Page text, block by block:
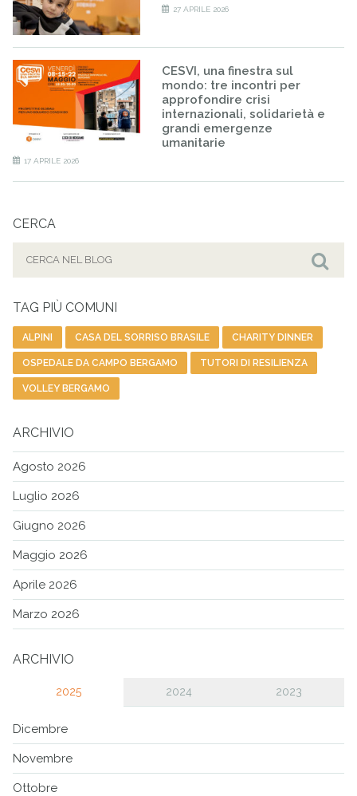
27 APRILE 2026
CESVI, una finestra sul
mondo: tre incontri per
approfondire crisi
internazionali, solidarietà e
grandi emergenze
umanitarie
17 APRILE 2026
CERCA
TAG PIÙ COMUNI
ALPINI CASA DEL SORRISO BRASILE CHARITY DINNER
OSPEDALE DA CAMPO BERGAMO TUTORI DI RESILIENZA
VOLLEY BERGAMO
ARCHIVIO
Agosto 2026
Luglio 2026
Giugno 2026
Maggio 2026
Aprile 2026
Marzo 2026
ARCHIVIO
2025 2024 2023
Dicembre
Novembre
Ottobre